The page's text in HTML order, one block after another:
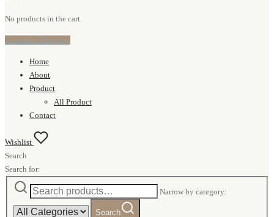
No products in the cart.
Continue Shopping
Home
About
Product
All Product
Contact
Wishlist
Search
Search for:
Narrow by category:
Search